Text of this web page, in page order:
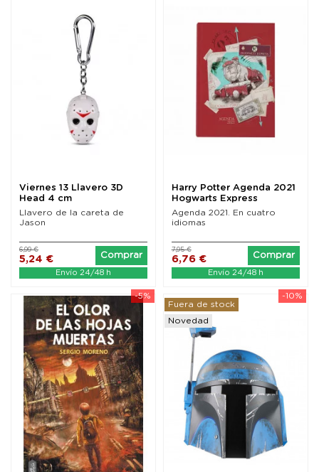
Viernes 13 Llavero 3D
Head 4 cm
Llavero de la careta de
Jason
5,24 €
6,99 €
Comprar
Envío 24/48 h
Harry Potter Agenda 2021
Hogwarts Express
Agenda 2021. En cuatro
idiomas
6,76 €
7,95 €
Comprar
Envío 24/48 h
-5%
-10%
Fuera de stock
Novedad